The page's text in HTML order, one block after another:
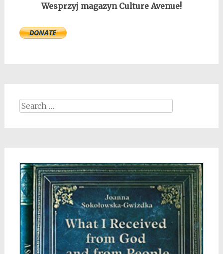
Wesprzyj magazyn Culture Avenue!
Search
for: